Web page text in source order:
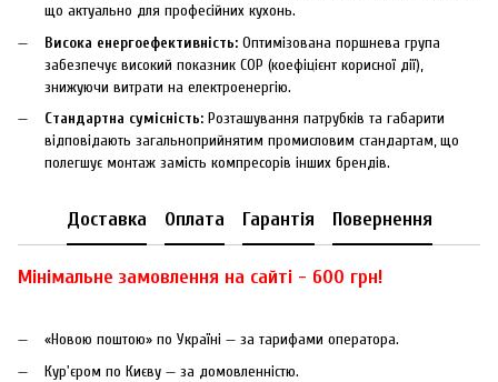
що актуально для професійних кухонь.
Висока енергоефективність: Оптимізована поршнева група
забезпечує високий показник COP (коефіцієнт корисної дії),
знижуючи витрати на електроенергію.
Стандартна сумісність: Розташування патрубків та габарити
відповідають загальноприйнятим промисловим стандартам, що
полегшує монтаж замість компресорів інших брендів.
Доставка Оплата Гарантія Повернення
Мінімальне замовлення на сайті - 600 грн!
«Новою поштою» по Україні — за тарифами оператора.
Кур'єром по Києву — за домовленністю.